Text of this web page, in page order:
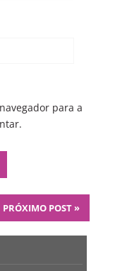
para a
PRÓXIMO POST»